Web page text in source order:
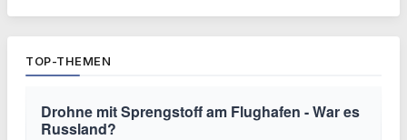
TOP-THEMEN
Drohne mit Sprengstoff am Flughafen - War es
Russland?